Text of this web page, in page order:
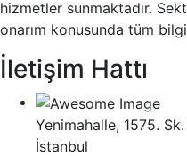
hizmetler sunmaktadır.
onarım konusunda tüm
İletişim Hattı
Yenimahalle, 1575.
İstanbul